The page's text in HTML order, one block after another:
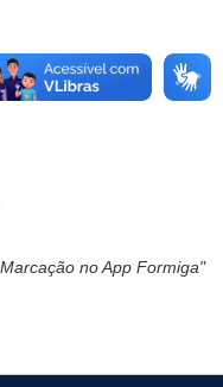
no App Formiga"